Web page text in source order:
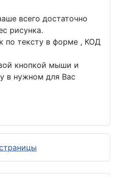
всего достаточно
рисунка.
по тексту в форме , КОД
кнопкой мыши и
в нужном для Вас